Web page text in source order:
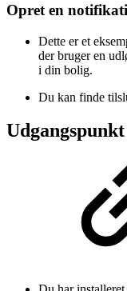
Opret en
Dette er et
der bruger en
i din bolig.
Du kan finde
Udgangspunkt